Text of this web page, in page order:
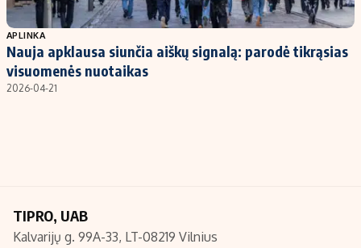
Populiarios temos
Investavimas
Akcijų rinka
Titulinis
Nedarbo išmokos skaičiuoklė
Redakcija
APLINKA
Nauja apklausa siunčia aiškų signalą: parodė tikrąsias
visuomenės nuotaikas
2026-04-21
TIPRO, UAB
Kalvarijų g. 99A-33, LT-08219 Vilnius